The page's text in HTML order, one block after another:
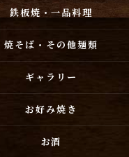
鉄板焼・一品料理
焼そば・その他麺類
ギャラリー
お好み焼き
お酒